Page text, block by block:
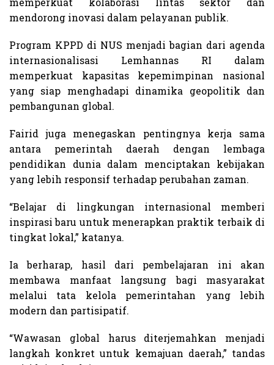
mendorong inovasi dalam pelayanan publik.
Program KPPD di NUS menjadi bagian dari agenda
internasionalisasi Lemhannas RI dalam
memperkuat kapasitas kepemimpinan nasional
yang siap menghadapi dinamika geopolitik dan
pembangunan global.
Fairid juga menegaskan pentingnya kerja sama
antara pemerintah daerah dengan lembaga
pendidikan dunia dalam menciptakan kebijakan
yang lebih responsif terhadap perubahan zaman.
“Belajar di lingkungan internasional memberi
inspirasi baru untuk menerapkan praktik terbaik di
tingkat lokal,” katanya.
Ia berharap, hasil dari pembelajaran ini akan
membawa manfaat langsung bagi masyarakat
melalui tata kelola pemerintahan yang lebih
modern dan partisipatif.
“Wawasan global harus diterjemahkan menjadi
langkah konkret untuk kemajuan daerah,” tandas